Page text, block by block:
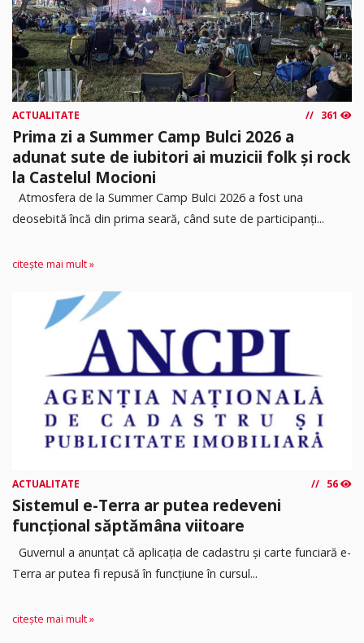
ACTUALITATE 361
Prima zi a Summer Camp Bulci 2026 a
adunat sute de iubitori ai muzicii folk și rock
la Castelul Mocioni
Atmosfera de la Summer Camp Bulci 2026 a fost una
deosebită încă din prima seară, când sute de participanți...
citește mai mult »
ACTUALITATE 56
Sistemul e-Terra ar putea redeveni
funcțional săptămâna viitoare
Guvernul a anunțat că aplicația de cadastru și carte funciară e-
Terra ar putea fi repusă în funcțiune în cursul...
citește mai mult »